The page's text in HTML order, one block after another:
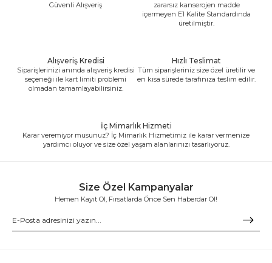
Güvenli Alışveriş
zararsız kanserojen madde
içermeyen E1 Kalite Standardında
üretilmiştir.
Alışveriş Kredisi
Siparişlerinizi anında alışveriş kredisi
seçeneği ile kart limiti problemi
olmadan tamamlayabilirsiniz.
Hızlı Teslimat
Tüm siparişleriniz size özel üretilir ve
en kısa sürede tarafınıza teslim edilir.
İç Mimarlık Hizmeti
Karar veremiyor musunuz? İç Mimarlık Hizmetimiz ile karar vermenize
yardımcı oluyor ve size özel yaşam alanlarınızı tasarlıyoruz.
Size Özel Kampanyalar
Hemen Kayıt Ol, Fırsatlarda Önce Sen Haberdar Ol!